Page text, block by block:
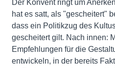
Der Konvent ringt um
hat es satt, als "gescheitert"
dass ein Politikzug des
gescheitert gilt. Nach innen:
Empfehlungen für die
entwickeln, in der bereits